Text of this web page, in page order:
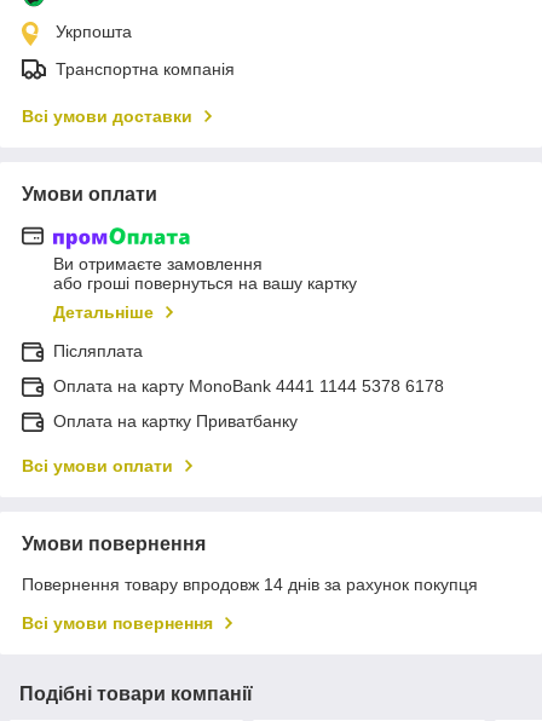
Укрпошта
Транспортна компанія
Всі умови доставки
Умови оплати
Ви отримаєте замовлення
або гроші повернуться на вашу картку
Детальніше
Післяплата
Оплата на карту MonoBank 4441 1144 5378 6178
Оплата на картку Приватбанку
Всі умови оплати
Умови повернення
Повернення товару впродовж 14 днів за рахунок покупця
Всі умови повернення
Подібні товари компанії